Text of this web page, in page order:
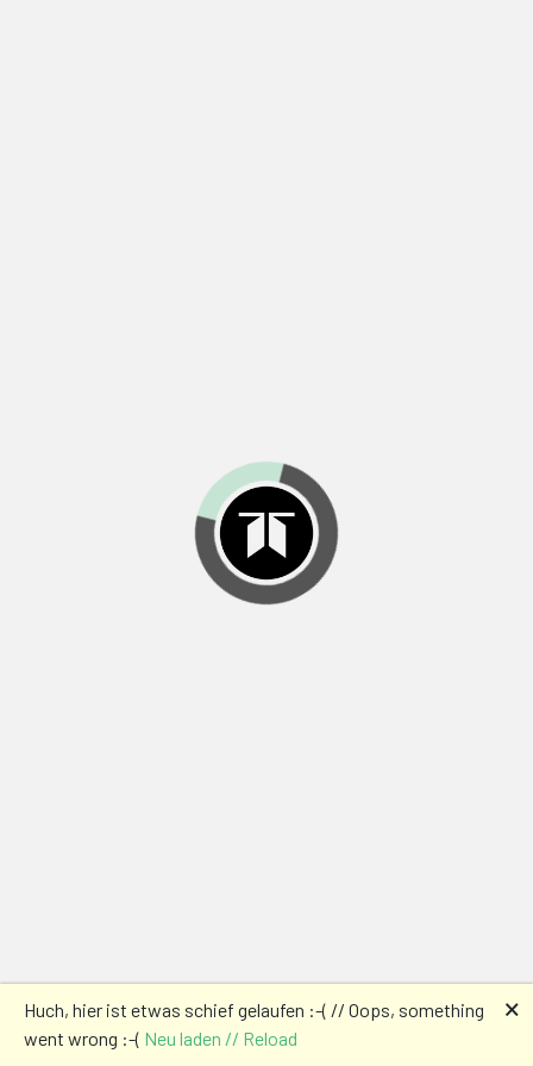
Huch, hier ist etwas schief gelaufen :-( // Oops, something
went wrong :-( Neu laden // Reload
🗙